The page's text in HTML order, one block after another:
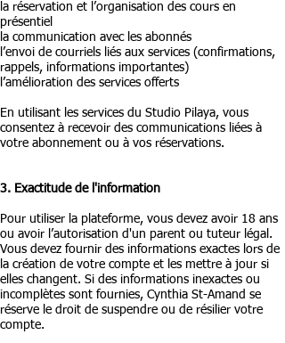
la réservation et l’organisation des cours en
présentiel
la communication avec les abonnés
l’envoi de courriels liés aux services (confirmations,
rappels, informations importantes)
l’amélioration des services offerts
En utilisant les services du Studio Pilaya, vous
consentez à recevoir des communications liées à
votre abonnement ou à vos réservations.
3. Exactitude de l'information
Pour utiliser la plateforme, vous devez avoir 18 ans
ou avoir l’autorisation d'un parent ou tuteur légal.
Vous devez fournir des informations exactes lors de
la création de votre compte et les mettre à jour si
elles changent. Si des informations inexactes ou
incomplètes sont fournies, Cynthia St-Amand se
réserve le droit de suspendre ou de résilier votre
compte.